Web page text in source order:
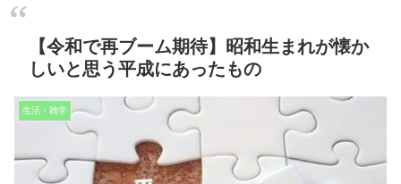
【令和で再ブーム期待】昭和生まれが懐か
しいと思う平成にあったもの
生活・雑学